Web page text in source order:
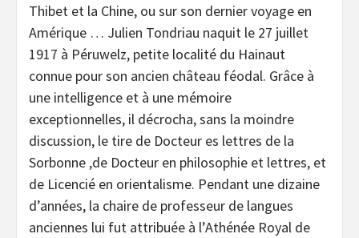
Thibet et la Chine, ou sur son dernier voyage en
Amérique … Julien Tondriau naquit le 27 juillet
1917 à Péruwelz, petite localité du Hainaut
connue pour son ancien château féodal. Grâce à
une intelligence et à une mémoire
exceptionnelles, il décrocha, sans la moindre
discussion, le tire de Docteur es lettres de la
Sorbonne ,de Docteur en philosophie et lettres, et
de Licencié en orientalisme. Pendant une dizaine
d’années, la chaire de professeur de langues
anciennes lui fut attribuée à l’Athénée Royal de